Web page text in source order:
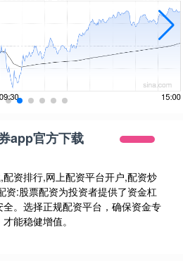
app官方下载
资排行,网上配资平台开户,配资炒
资:股票配资为投资者提供了资金杠
。选择正规配资平台，确保资金专
能稳健增值。